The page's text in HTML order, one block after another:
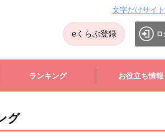
文字だけサイ
eくらぶ登録 ロ
ランキング お役立ち情報
グ